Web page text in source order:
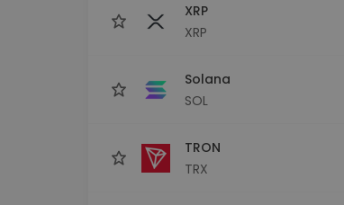
XRP
XRP
Solana
SOL
TRON
TRX